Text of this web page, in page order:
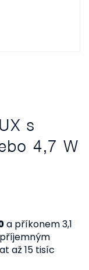
s
4,7 W
a příkonem 3,1
až 15 tisíc